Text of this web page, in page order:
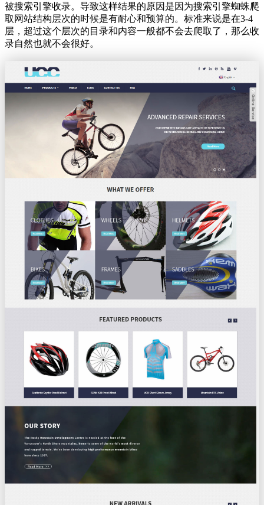
被搜索引擎收录。导致这样结果的原因是因为搜索引擎蜘蛛爬
取网站结构层次的时候是有耐心和预算的。标准来说是在3-4
层，超过这个层次的目录和内容一般都不会去爬取了，那么收
录自然也就不会很好。